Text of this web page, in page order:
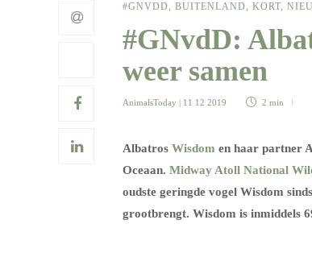
#GNVDD, BUITENLAND, KORT,
#GNvdD:
weer samen
AnimalsToday | 11 12 2019 2 min
Albatros Wisdom en haar partner
Oceaan. Midway Atoll National
oudste geringde vogel Wisdom
grootbrengt. Wisdom is inmiddels